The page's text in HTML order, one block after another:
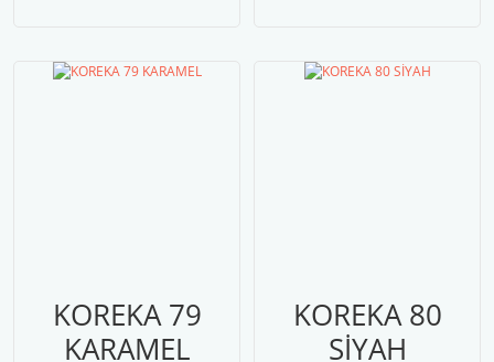
KOREKA 79
KARAMEL
KOREKA 80
SİYAH